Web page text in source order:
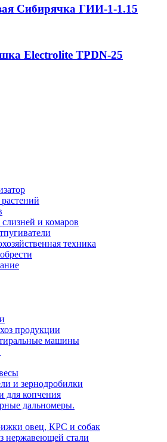
Сибирячка ГИИ-1-1.15
Electrolite TPDN-25
и комаров
техника
продукции
машины
и зернодробилки
для копчения
дальномеры.
овец, КРС и собак
нержавеющей стали